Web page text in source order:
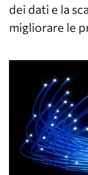
dei dati e la
migliorare le